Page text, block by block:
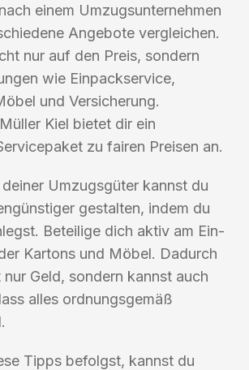
einem Umzugsunternehmen
Angebote vergleichen.
nur auf den Preis, sondern
wie Einpackservice,
und Versicherung.
Kiel bietet dir ein
zu fairen Preisen an.
Umzugsgüter kannst du
gestalten, indem du
Beteilige dich aktiv am Ein-
Kartons und Möbel. Dadurch
Geld, sondern kannst auch
alles ordnungsgemäß
Tipps befolgst, kannst du